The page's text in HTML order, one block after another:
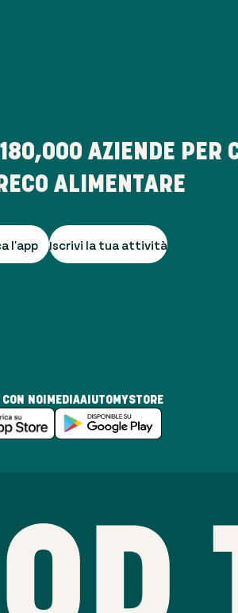
180,000 AZIENDE PER
ALIMENTARE
l'app Iscrivi la tua attività
CON NOI MEDIAAIUTOMYSTORE